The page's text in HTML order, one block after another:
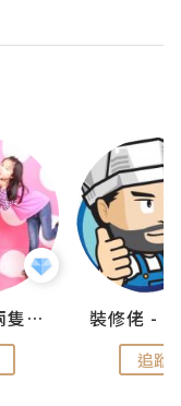
儍媽媽與兩隻小魔怪之家
追蹤